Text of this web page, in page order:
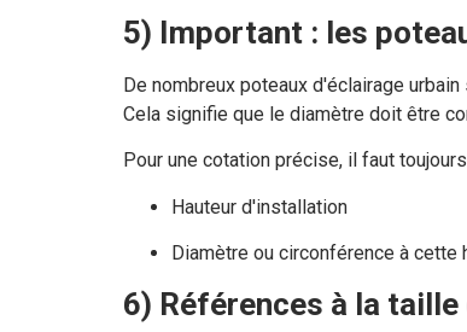
5) Important : les
De nombreux poteaux d'éclairage
Cela signifie que le diamètre doit être
Pour une cotation précise, il faut
Hauteur d'installation
Diamètre ou circonférence à cette
6) Références à la